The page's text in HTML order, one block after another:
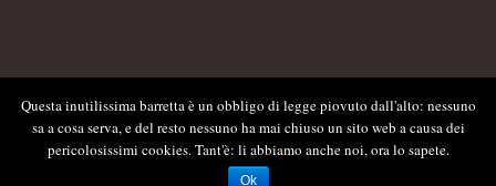
Questa inutilissima barretta è un obbligo di legge piovuto dall'alto: nessuno
sa a cosa serva, e del resto nessuno ha mai chiuso un sito web a causa dei
pericolosissimi cookies. Tant'è: li abbiamo anche noi, ora lo sapete.
Ok